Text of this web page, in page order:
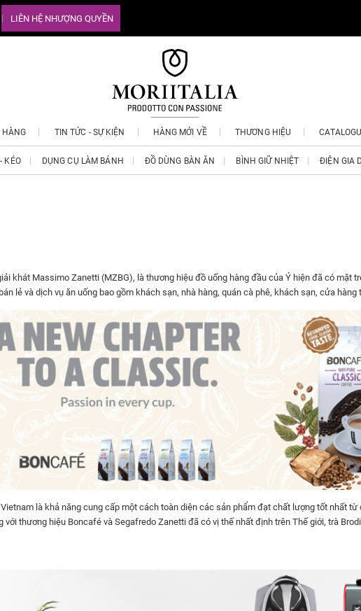
LIÊN HỆ NHƯỢNG QUYỀN
HÀNG TIN TỨC - SỰ KIỆN HÀNG MỚI VỀ THƯƠNG HIỆU
KÉO DỤNG CỤ LÀM BÁNH ĐỒ DÙNG BÀN ĂN BÌNH GIỮ NHIỆT ĐIỆN GIA
khát Massimo Zanetti (MZBG), là thương hiệu đồ uống hàng đầu của Ý hiện đã có mặt
lẻ và dịch vụ ăn uống bao gồm khách sạn, nhà hàng, quán cà phê, khách sạn, cửa
là khả năng cung cấp một cách toàn diện các sản phẩm đạt chất lượng tốt nhất
với thương hiệu Boncafé và Segafredo Zanetti đã có vị thế nhất định trên Thế giới, trà